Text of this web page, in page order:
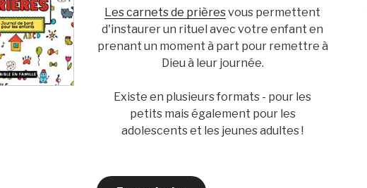
Les carnets de prièresvous permettent
d'instaurer un rituel avec votre enfant en
prenant un moment à part pour remettre à
Dieu à leur journée.
Existe en plusieurs formats - pour les
petits mais également pour les
adolescents et les jeunes adultes !